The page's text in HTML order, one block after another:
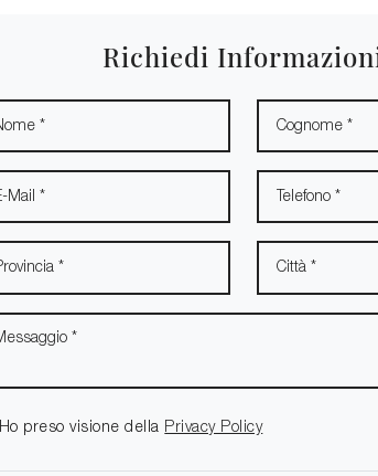
Richiedi
Ho preso visione della Privacy Policy